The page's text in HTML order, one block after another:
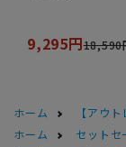
9,295円18,590
ホーム 【アウ
ホーム
セットセ